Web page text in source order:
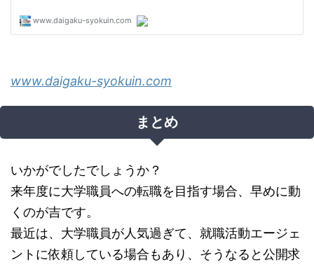
www.daigaku-syokuin.com
まとめ
いかがでしたでしょうか？
来年度に大学職員への転職を目指す場合、早めに動
くのが吉です。
最近は、大学職員が人気過ぎて、就職活動エージェ
ントに依頼している場合もあり、そうなると公開求